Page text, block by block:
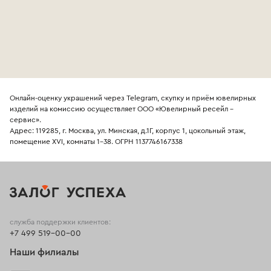
Онлайн-оценку украшений через Telegram, скупку и приём ювелирных
изделий на комиссию осуществляет ООО «Ювелирный ресейл -
сервис».
Адрес: 119285, г. Москва, ул. Минская, д.1Г, корпус 1, цокольный этаж,
помещение XVI, комнаты 1-38. ОГРН 1137746167338
служба поддержки клиентов:
+7 499 519-00-00
Наши филиалы